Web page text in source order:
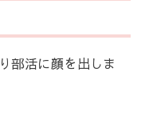
部活に顔を出しま